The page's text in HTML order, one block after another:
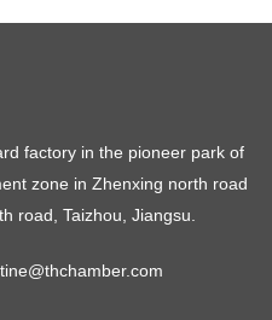
factory in the pioneer park of
zone in Zhenxing north road
road, Taizhou, Jiangsu.